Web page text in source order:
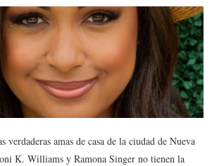
verdaderas amas de casa de la ciudad de Nueva
K. Williams y Ramona Singer no tienen la